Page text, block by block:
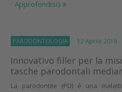
Approfondisci
PARODONTOLOGIA 12 Aprile 2018
Innovativo filler per la
tasche parodontali
La parodontite (PD) è una